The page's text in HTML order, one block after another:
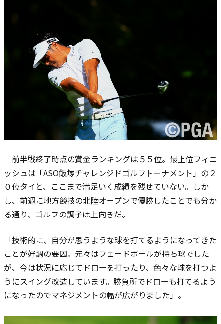
前半戦終了時点の賞金ランキングは５５位。最上位フィニ
ッシュは「ASO飯塚チャレンジドゴルフトーナメント」の２
０位タイと、ここまで満足いく成績を残せていない。しか
し、前週に地方競技の北陸オープンで優勝したことでも分か
る通り、ゴルフの調子は上向きだ。
「技術的に、自分が思うような球を打てるようになってきた
ことが好調の要因。元々はフェードボールが持ち球でした
が、今は状況に応じてドローを打ったり、色々な球を打つよ
うにスイング改造しています。勝負所でドローも打てるよう
になったのでマネジメントの幅が広がりました」。